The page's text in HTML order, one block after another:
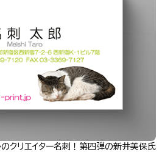
クリエイター名刺！第四弾の新井美保氏